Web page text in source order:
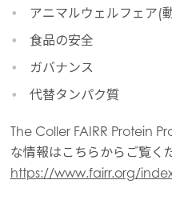
Mowi Germany
Mowi Ireland
Mowi Italy
Mowi Netherlands
Mowi Norway
Mowi Poland
アニマルウェルフェア(
食品の安全
ガバナンス
代替タンパク質
The Coller FAIRR Protein
な情報はこちらからご覧く
https://www.fairr.org/